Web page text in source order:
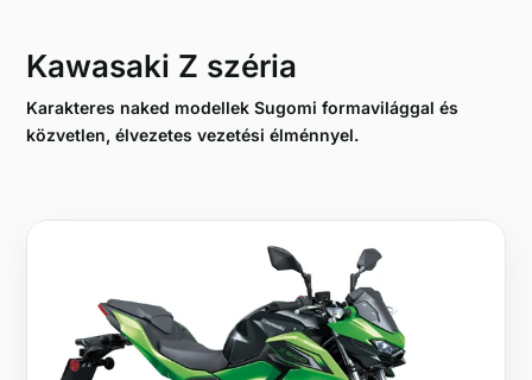
Kawasaki Z széria
Karakteres naked modellek Sugomi formavilággal és
közvetlen, élvezetes vezetési élménnyel.